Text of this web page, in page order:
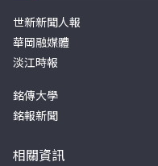
世新新聞人報
華岡融媒體
淡江時報
銘傳大學
銘報新聞
相關資訊